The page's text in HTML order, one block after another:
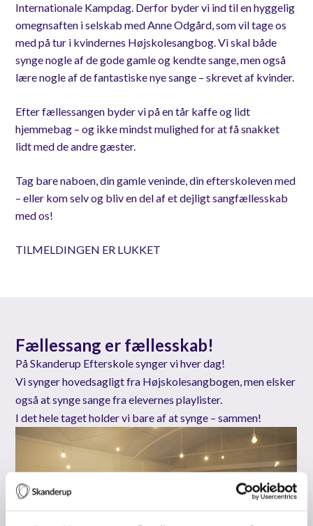
Internationale Kampdag. Derfor byder vi ind til en hyggelig
omegnsaften i selskab med Anne Odgård, som vil tage os
med på tur i kvindernes Højskolesangbog. Vi skal både
synge nogle af de gode gamle og kendte sange, men også
lære nogle af de fantastiske nye sange – skrevet af kvinder.
Efter fællessangen byder vi på en tår kaffe og lidt
hjemmebag – og ikke mindst mulighed for at få snakket
lidt med de andre gæster.
Tag bare naboen, din gamle veninde, din efterskoleven med
– eller kom selv og bliv en del af et dejligt sangfællesskab
med os!
TILMELDINGEN ER LUKKET
Fællessang er fællesskab!
På Skanderup Efterskole synger vi hver dag!
Vi synger hovedsagligt fra Højskolesangbogen, men elsker
også at synge sange fra elevernes playlister.
I det hele taget holder vi bare af at synge – sammen!